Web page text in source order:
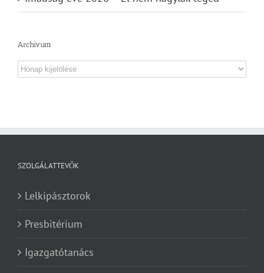
Archívum
Archívum
SZOLGÁLATTEVŐK
Lelkipásztorok
Presbitérium
Igazgatótanács